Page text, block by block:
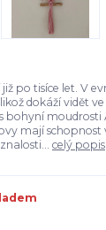
po tisíce let. V
dokáží vidět
bohyní moudrosti
mají
celý popis